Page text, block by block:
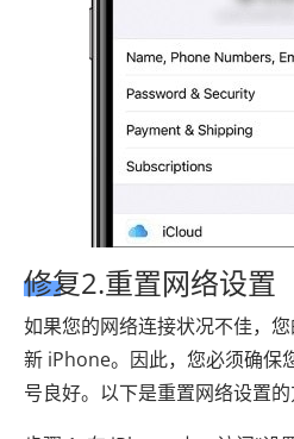
修复2.重置网络设置
如果您的网络连接状况不佳，
新 iPhone。因此，您必须确保
号良好。以下是重置网络设置的